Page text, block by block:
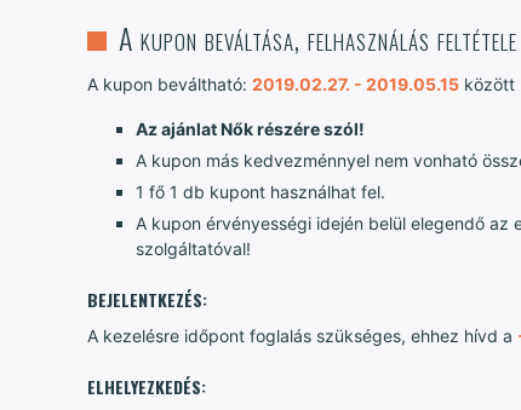
A kupon beváltása, felhasználás feltétele
A kupon beváltható: 2019.02.27. - 2019.05.15 között
Az ajánlat Nők részére szól!
A kupon más kedvezménnyel nem vonható
1 fő 1 db kupont használhat fel.
A kupon érvényességi idején belül elegendő
szolgáltatóval!
BEJELENTKEZÉS:
A kezelésre időpont foglalás szükséges, ehhez hívd a
ELHELYEZKEDÉS: